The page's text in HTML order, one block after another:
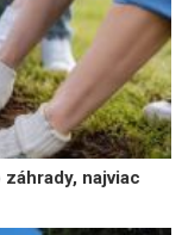
najviac